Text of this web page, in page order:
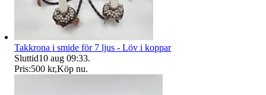
Takkrona i smide för 7 ljus - Löv i koppar
Sluttid10 aug 09:33.
Pris:500 kr,Köp nu.